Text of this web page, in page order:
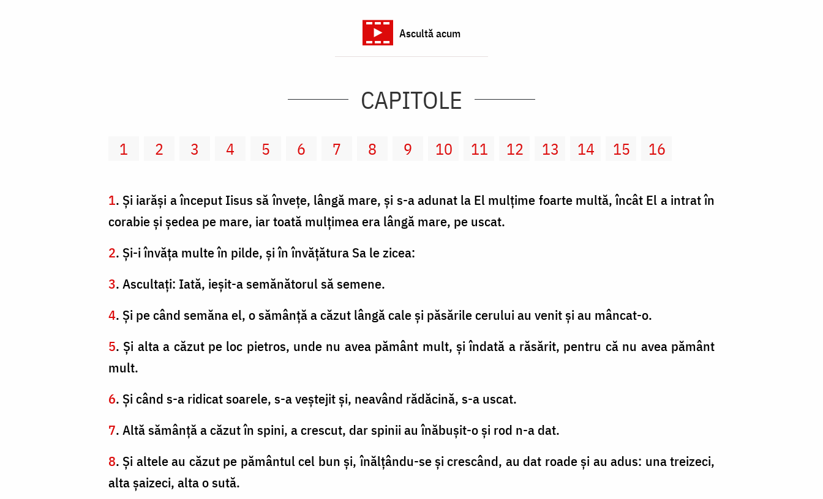
Ascultă acum
CAPITOLE
1 2 3 4 5 6 7 8 9 10 11 12 13 14 15 16
1. Şi iarăşi a început Iisus să înveţe, lângă mare, şi s-a adunat la El mulţime foarte multă, încât El a intrat în
corabie şi şedea pe mare, iar toată mulţimea era lângă mare, pe uscat.
2. Şi-i învăţa multe în pilde, şi în învăţătura Sa le zicea:
3. Ascultaţi: Iată, ieşit-a semănătorul să semene.
4. Şi pe când semăna el, o sămânţă a căzut lângă cale şi păsările cerului au venit şi au mâncat-o.
5. Şi alta a căzut pe loc pietros, unde nu avea pământ mult, şi îndată a răsărit, pentru că nu avea pământ
mult.
6. Şi când s-a ridicat soarele, s-a veştejit şi, neavând rădăcină, s-a uscat.
7. Altă sămânţă a căzut în spini, a crescut, dar spinii au înăbuşit-o şi rod n-a dat.
8. Şi altele au căzut pe pământul cel bun şi, înălţându-se şi crescând, au dat roade şi au adus: una treizeci,
alta şaizeci, alta o sută.